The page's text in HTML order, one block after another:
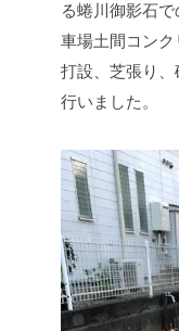
る蜷川御影石
車場土間コン
打設、芝張り
行いました。